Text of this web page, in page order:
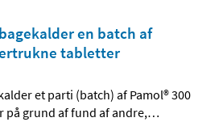
en batch af
tabletter
et parti (batch) af Pamol® 300
grund af fund af andre,…